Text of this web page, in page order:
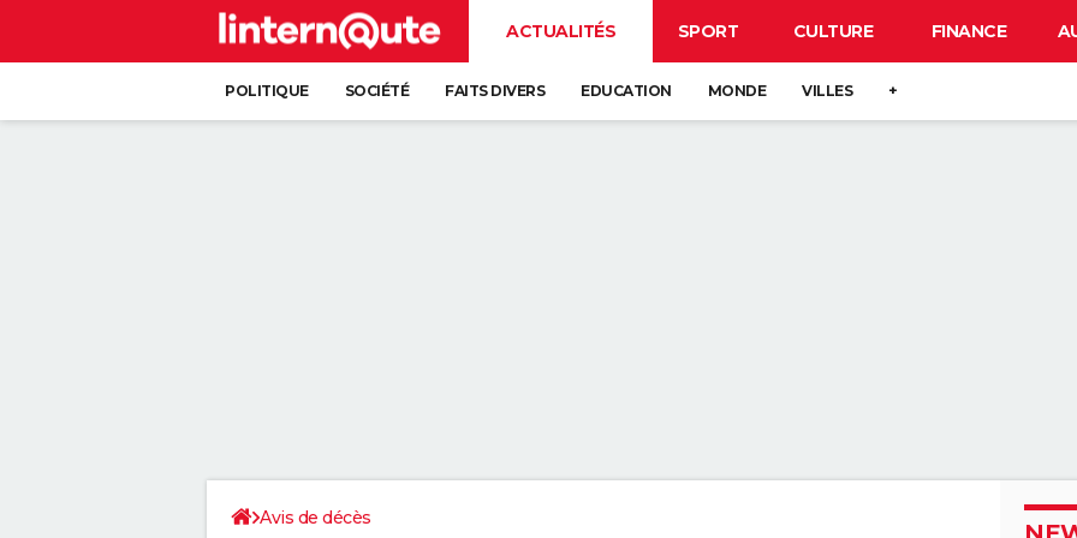
ACTUALITÉS SPORT CULTURE FINANCE
POLITIQUE SOCIÉTÉ FAITS DIVERS EDUCATION MONDE VILLES +
Avis de décès